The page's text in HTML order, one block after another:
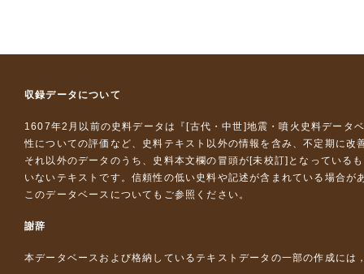
収録データについて
1607年2月以前の史料データは『 [古代・中世]地震・噴火史料データ
性についての評価など、史料テキスト以外の情報を含み、不定期に改
それ以外のデータのうち、史料本文欄の冒頭が[未校訂]となっている
いないテキストです。信頼性の低い史料や記述が含まれている場合が
このデータベースについて もご参照ください。
謝辞
本データベースおよび格納しているテキストデータの一部の作成には